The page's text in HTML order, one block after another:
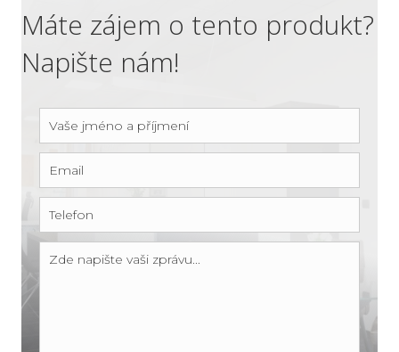
Máte zájem o tento produkt?
Napište nám!